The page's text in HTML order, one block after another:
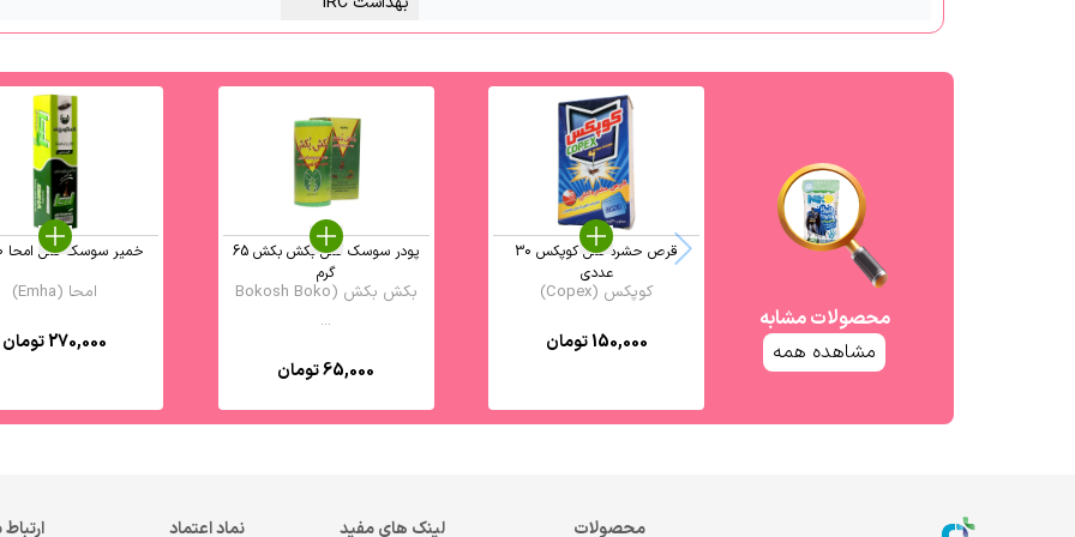
محصولات مشابه
مشاهده همه
قرص حشره کش کوپکس 30
عددی
کوپکس (Copex)
150,000تومان
پودر سوسک کش بکش بکش 65
گرم
بکش بکش (Bokosh Boko
...
65,000تومان
خمیر سوسک کش امحا 60 گرم
امحا (Emha)
270,000تومان
محصولات لینک های مفید نماد اعتماد ارتباط